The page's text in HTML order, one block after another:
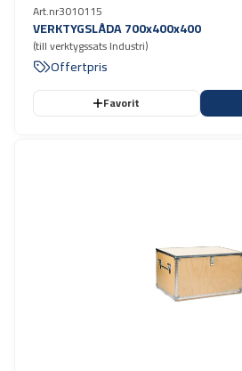
Art.nr3010115
VERKTYGSLÅDA 700x400x400
(till verktygssats Industri)
Offertpris
Favorit